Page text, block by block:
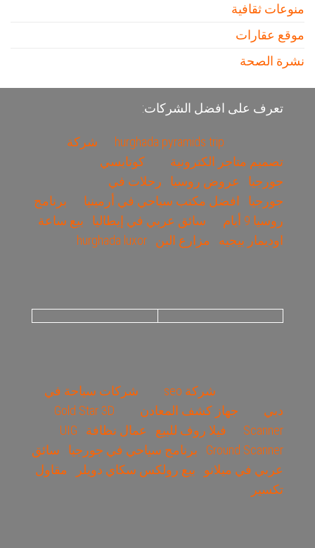
منوعات ثقافية
موقع عقارات
نشرة الصحة
تعرف على افضل الشركات:
hurghada pyramids trip
شركة
تصميم متاجر الكترونية
كوتايسي
جورجيا
عروض روسيا
رحلات في
جورجيا
افضل مكتب سياحي في أرمينيا
برنامج
روسيا 9 أيام
سائق عربي في إيطاليا
بيع ساعة
اوديمار بيجيه
مزارع البن hurghada luxor
شركة seo
شركات سياحة في
دبي
جهاز كشف المعادن
Gold Star 3D
Scanner
فيلا روف للبيع عمال نظافة
UIG
Ground Scanner
برنامج سياحي في جورجيا
سائق
عربي في ميلانو
بيع رولكس سكاي دويلر
مقاول
تكسير